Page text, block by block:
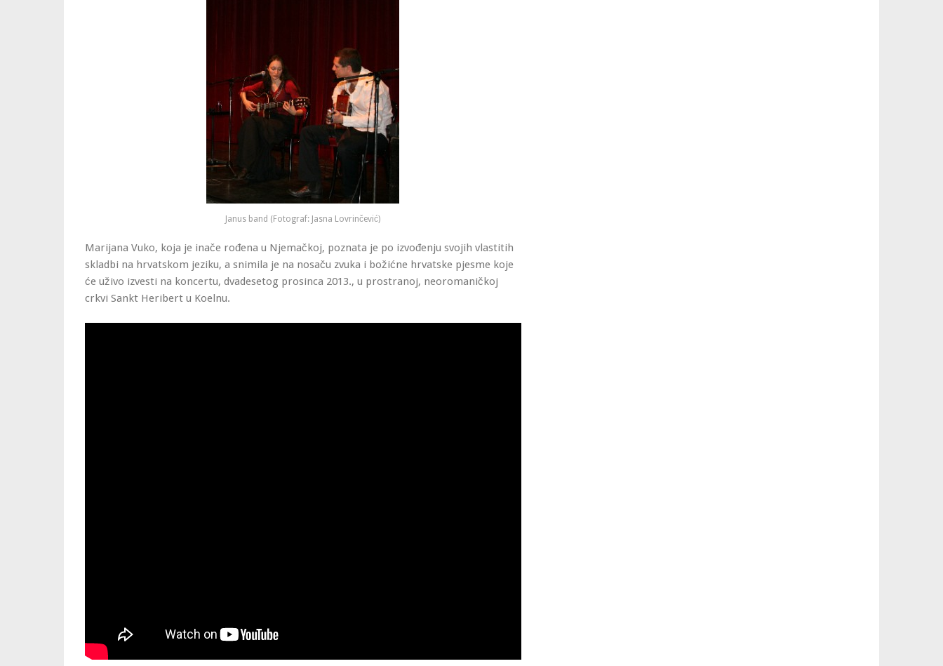
Janus band (Fotograf: Jasna Lovrinčević)
Marijana Vuko, koja je inače rođena u Njemačkoj, poznata je po izvođenju svojih vlastitih
skladbi na hrvatskom jeziku, a snimila je na nosaču zvuka i božićne hrvatske pjesme koje
će uživo izvesti na koncertu, dvadesetog prosinca 2013., u prostranoj, neoromaničkoj
crkvi Sankt Heribert u Koelnu.